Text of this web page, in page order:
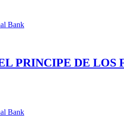
PRINCIPE DE LOS